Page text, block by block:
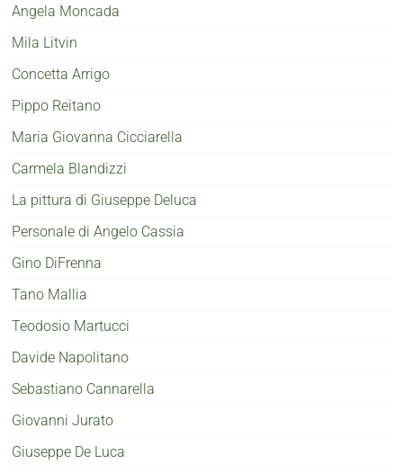
Angela Moncada
Mila Litvin
Concetta Arrigo
Pippo Reitano
Maria Giovanna Cicciarella
Carmela Blandizzi
La pittura di Giuseppe Deluca
Personale di Angelo Cassia
Gino DiFrenna
Tano Mallia
Teodosio Martucci
Davide Napolitano
Sebastiano Cannarella
Giovanni Jurato
Giuseppe De Luca